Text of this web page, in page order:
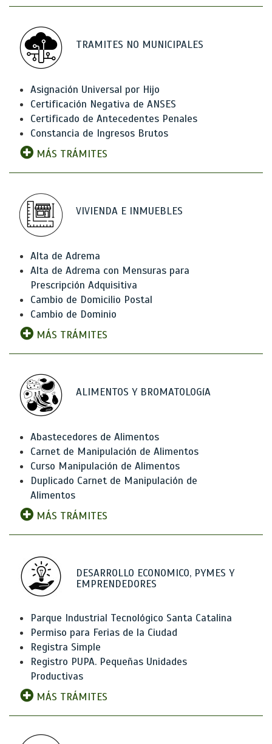
TRAMITES NO MUNICIPALES
Asignación Universal por Hijo
Certificación Negativa de ANSES
Certificado de Antecedentes Penales
Constancia de Ingresos Brutos
MÁS TRÁMITES
VIVIENDA E INMUEBLES
Alta de Adrema
Alta de Adrema con Mensuras para
Prescripción Adquisitiva
Cambio de Domicilio Postal
Cambio de Dominio
MÁS TRÁMITES
ALIMENTOS Y BROMATOLOGíA
Abastecedores de Alimentos
Carnet de Manipulación de Alimentos
Curso Manipulación de Alimentos
Duplicado Carnet de Manipulación de
Alimentos
MÁS TRÁMITES
DESARROLLO ECONOMICO, PYMES Y
EMPRENDEDORES
Parque Industrial Tecnológico Santa Catalina
Permiso para Ferias de la Ciudad
Registra Simple
Registro PUPA. Pequeñas Unidades
Productivas
MÁS TRÁMITES